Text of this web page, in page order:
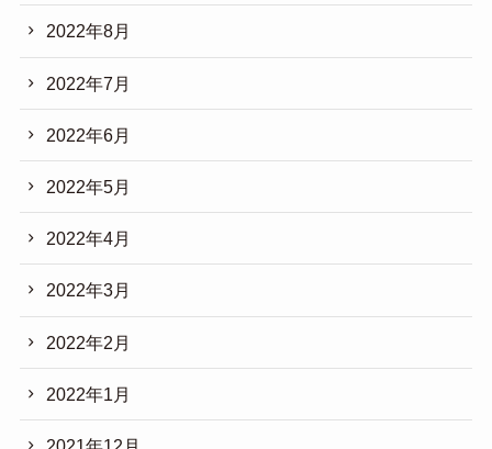
2022年8月
2022年7月
2022年6月
2022年5月
2022年4月
2022年3月
2022年2月
2022年1月